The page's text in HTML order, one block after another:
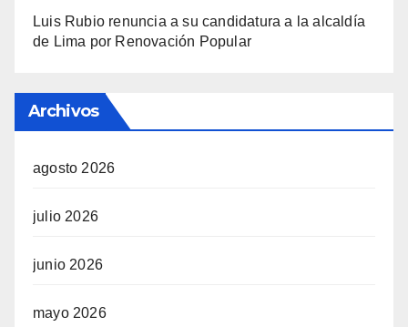
Luis Rubio renuncia a su candidatura a la alcaldía
de Lima por Renovación Popular
Archivos
agosto 2026
julio 2026
junio 2026
mayo 2026